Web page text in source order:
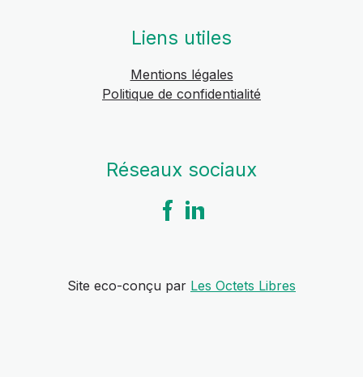
Liens utiles
Mentions légales
Politique de confidentialité
Réseaux sociaux
Site eco-conçu par Les Octets Libres